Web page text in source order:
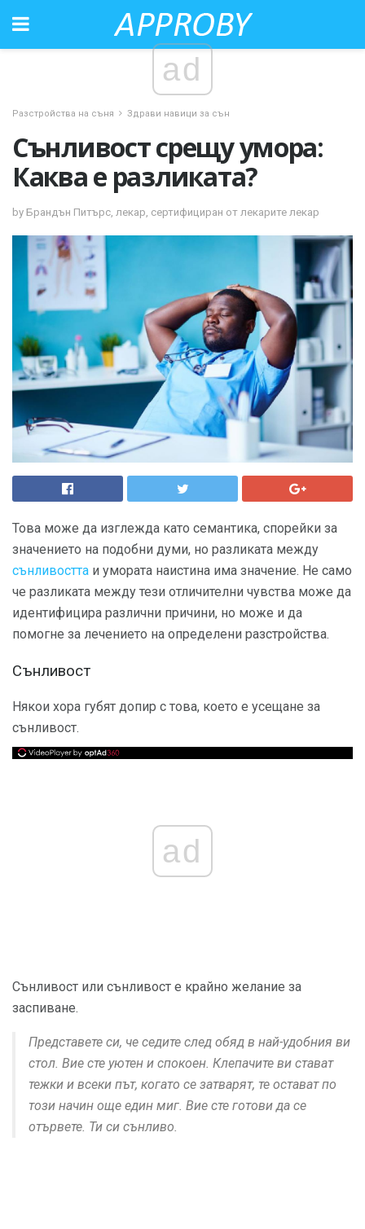
ad
Разстройства на съня Здрави навици за сън
Сънливост срещу умора:
Каква е разликата?
by Брандън Питърс, лекар, сертифициран от лекарите лекар
Това може да изглежда като семантика, спорейки за
значението на подобни думи, но разликата между
сънливостта и умората наистина има значение. Не само
че разликата между тези отличителни чувства може да
идентифицира различни причини, но може и да
помогне за лечението на определени разстройства.
Сънливост
Някои хора губят допир с това, което е усещане за
сънливост.
ad
Сънливост или сънливост е крайно желание за
заспиване.
Представете си, че седите след обяд в най-удобния ви
стол. Вие сте уютен и спокоен. Клепачите ви стават
тежки и всеки път, когато се затварят, те остават по
този начин още един миг. Вие сте готови да се
отървете. Ти си сънливо.